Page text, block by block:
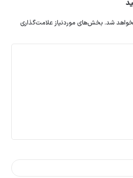
شد. بخش‌های موردنیاز علامت‌گذاری